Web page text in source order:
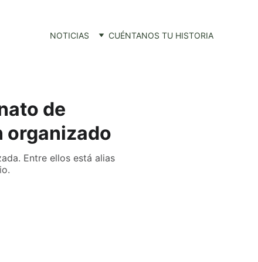
NOTICIAS CUÉNTANOS TU HISTORIA
de
organizado
Entre ellos está alias